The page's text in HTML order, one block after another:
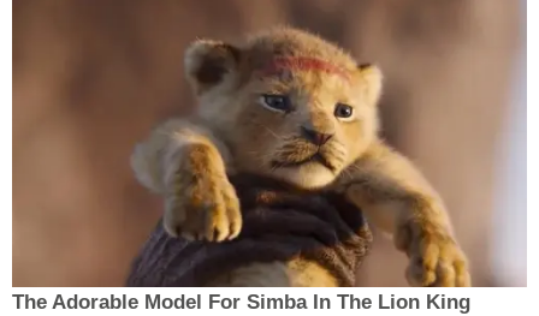
The Adorable Model For Simba In The Lion King